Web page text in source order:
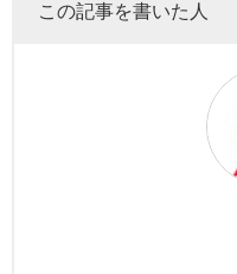
この記事を書いた人